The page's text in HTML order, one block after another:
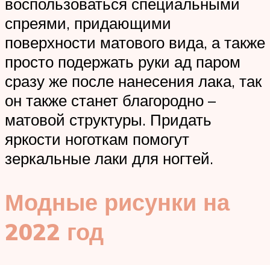
воспользоваться специальными
спреями, придающими
поверхности матового вида, а также
просто подержать руки ад паром
сразу же после нанесения лака, так
он также станет благородно –
матовой структуры. Придать
яркости ноготкам помогут
зеркальные лаки для ногтей.
Модные рисунки на
2022 год